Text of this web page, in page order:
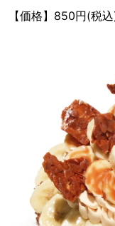
【価格】850円(税